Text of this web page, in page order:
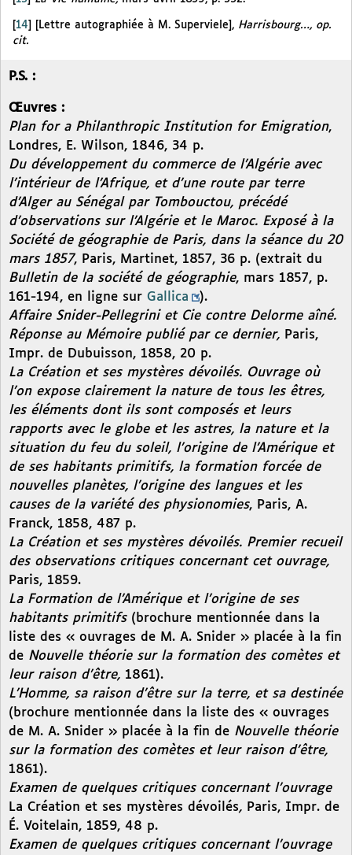
14 [Lettre autographiée à M. Superviele], Harrisbourg…, op.
cit.
P.S. :
Œuvres :
Plan for a Philanthropic Institution for Emigration,
Londres, E. Wilson, 1846, 34 p.
Du développement du commerce de l’Algérie avec
l’intérieur de l’Afrique, et d’une route par terre
d’Alger au Sénégal par Tombouctou, précédé
d’observations sur l’Algérie et le Maroc. Exposé à la
Société de géographie de Paris, dans la séance du 20
mars 1857, Paris, Martinet, 1857, 36 p. (extrait du
Bulletin de la société de géographie, mars 1857, p.
161-194, en ligne sur Gallica
).
Affaire Snider-Pellegrini et Cie contre Delorme aîné.
Réponse au Mémoire publié par ce dernier, Paris,
Impr. de Dubuisson, 1858, 20 p.
La Création et ses mystères dévoilés. Ouvrage où
l’on expose clairement la nature de tous les êtres,
les éléments dont ils sont composés et leurs
rapports avec le globe et les astres, la nature et la
situation du feu du soleil, l’origine de l’Amérique et
de ses habitants primitifs, la formation forcée de
nouvelles planètes, l’origine des langues et les
causes de la variété des physionomies, Paris, A.
Franck, 1858, 487 p.
La Création et ses mystères dévoilés. Premier recueil
des observations critiques concernant cet ouvrage,
Paris, 1859.
La Formation de l’Amérique et l’origine de ses
habitants primitifs (brochure mentionnée dans la
liste des « ouvrages de M. A. Snider » placée à la fin
de Nouvelle théorie sur la formation des comètes et
leur raison d’être, 1861).
L’Homme, sa raison d’être sur la terre, et sa destinée
(brochure mentionnée dans la liste des « ouvrages
de M. A. Snider » placée à la fin de Nouvelle théorie
sur la formation des comètes et leur raison d’être,
1861).
Examen de quelques critiques concernant l’ouvrage
La Création et ses mystères dévoilés, Paris, Impr. de
É. Voitelain, 1859, 48 p.
Examen de quelques critiques concernant l’ouvrage